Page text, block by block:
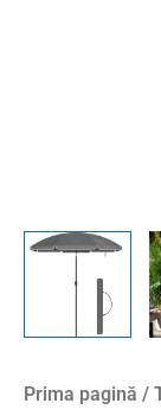
Prima pagină /